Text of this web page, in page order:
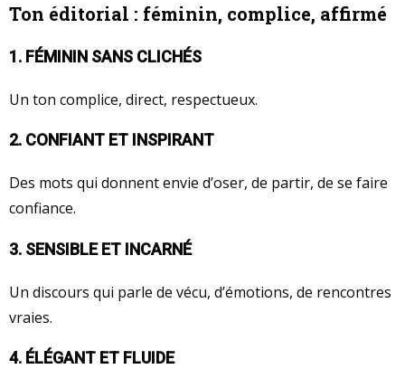
Ton éditorial : féminin, complice, affirmé
1. FÉMININ SANS CLICHÉS
Un ton complice, direct, respectueux.
2. CONFIANT ET INSPIRANT
Des mots qui donnent envie d’oser, de partir, de se faire
confiance.
3. SENSIBLE ET INCARNÉ
Un discours qui parle de vécu, d’émotions, de rencontres
vraies.
4. ÉLÉGANT ET FLUIDE